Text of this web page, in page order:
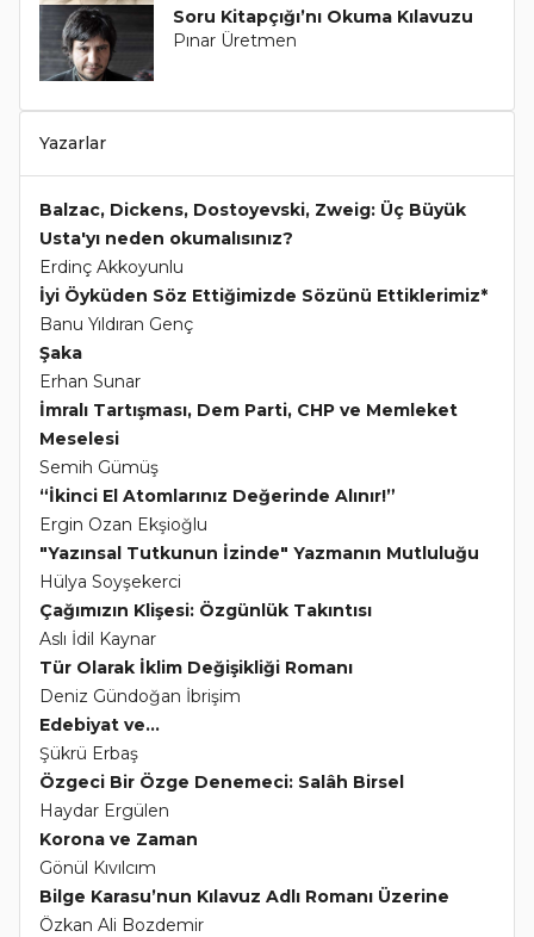
Soru Kitapçığı’nı Okuma Kılavuzu
Pınar Üretmen
Yazarlar
Balzac, Dickens, Dostoyevski, Zweig: Üç Büyük
Usta'yı neden okumalısınız?
Erdinç Akkoyunlu
İyi Öyküden Söz Ettiğimizde Sözünü Ettiklerimiz*
Banu Yıldıran Genç
Şaka
Erhan Sunar
İmralı Tartışması, Dem Parti, CHP ve Memleket
Meselesi
Semih Gümüş
“İkinci El Atomlarınız Değerinde Alınır!”
Ergin Ozan Ekşioğlu
"Yazınsal Tutkunun İzinde" Yazmanın Mutluluğu
Hülya Soyşekerci
Çağımızın Klişesi: Özgünlük Takıntısı
Aslı İdil Kaynar
Tür Olarak İklim Değişikliği Romanı
Deniz Gündoğan İbrişim
Edebiyat ve...
Şükrü Erbaş
Özgeci Bir Özge Denemeci: Salâh Birsel
Haydar Ergülen
Korona ve Zaman
Gönül Kıvılcım
Bilge Karasu’nun Kılavuz Adlı Romanı Üzerine
Özkan Ali Bozdemir